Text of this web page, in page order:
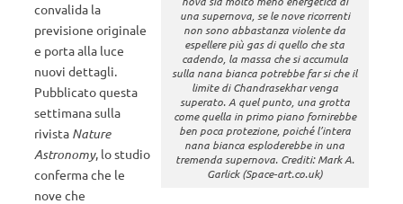
una supernova, se le nove ricorrenti
non sono abbastanza violente da
espellere più gas di quello che sta
cadendo, la massa che si accumula
sulla nana bianca potrebbe far si che il
limite di Chandrasekhar venga
superato. A quel punto, una grotta
come quella in primo piano fornirebbe
ben poca protezione, poiché l’intera
nana bianca esploderebbe in una
tremenda supernova. Crediti: Mark A.
Garlick (Space-art.co.uk)
convalida la
previsione originale
e porta alla luce
nuovi dettagli.
Pubblicato questa
settimana sulla
rivista Nature
Astronomy, lo studio
conferma che le
nove che